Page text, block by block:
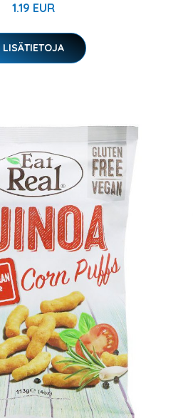
1.19 EUR
LISÄTIETOJA